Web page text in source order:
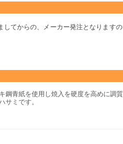
してからの、メーカー発注となります
鋼青紙を使用し焼入を硬度を高めに調
サミです。